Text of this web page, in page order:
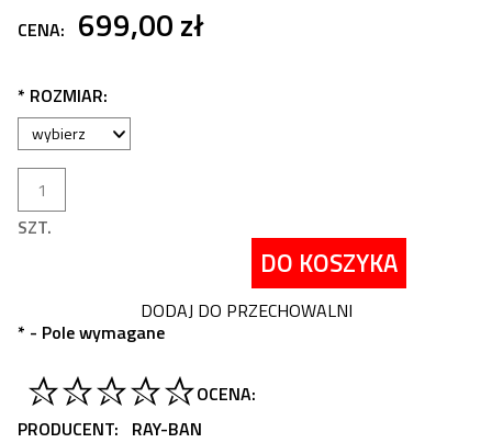
CENA: 699,00 zł
* ROZMIAR:
SZT.
DO KOSZYKA
DODAJ DO PRZECHOWALNI
* - Pole wymagane
OCENA:
PRODUCENT: RAY-BAN